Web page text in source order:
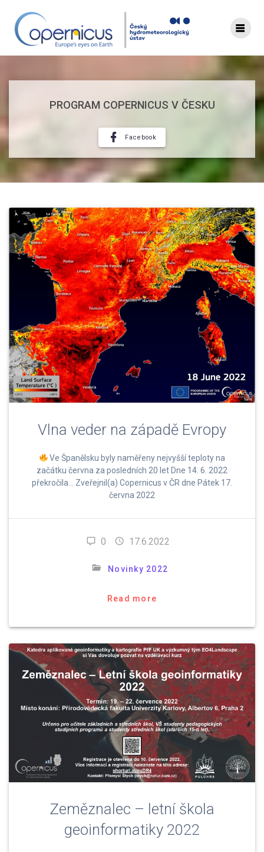
content
PROGRAM COPERNICUS V ČESKU
Facebook
Vlna veder na západě Evropy
Ve Španělsku byly naměřeny nejvyšší teploty na
začátku června za posledních 20 let Dne 14. 6. 2022
překročila… Zveřejnil(a) Copernicus v ČR dne Pátek 17.
června 2022
0 17.6.2022
Novinky 2022
Read more
Zeměznalec – letní škola
geoinformatiky 2022